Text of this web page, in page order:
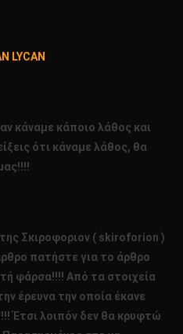
LYCAN
κάναμε κάποιο λάθος και
ότι κάναμε λάθος, θα
Σκιροφοριον ( skiroforion )
πατήστε για το άρθρο
φάρσα!!!! Από τα στοιχεία
έρευνα την οποία έκανε
Έτσι λοιπόν δεν θα κρυφτώ